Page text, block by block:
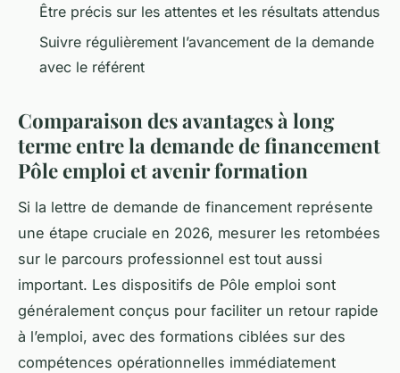
Être précis sur les attentes et les résultats attendus
Suivre régulièrement l’avancement de la demande
avec le référent
Comparaison des avantages à long
terme entre la demande de financement
Pôle emploi et avenir formation
Si la lettre de demande de financement représente
une étape cruciale en 2026, mesurer les retombées
sur le parcours professionnel est tout aussi
important. Les dispositifs de Pôle emploi sont
généralement conçus pour faciliter un retour rapide
à l’emploi, avec des formations ciblées sur des
compétences opérationnelles immédiatement